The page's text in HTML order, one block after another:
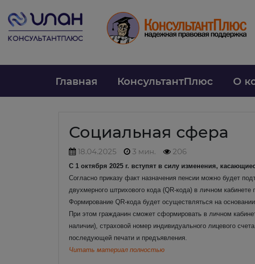
Главная КонсультантПлюс О
Социальная сфера
18.04.2025 3 мин. 206
С 1 октября 2025 г. вступят в силу изменения,
Согласно приказу факт назначения пенсии можно будет
двухмерного штрихового кода (QR-кода) в личном
Формирование QR-кода будет осуществляться на
При этом гражданин сможет сформировать в личном
наличии), страховой номер индивидуального лицевого
последующей печати и предъявления.
Читать материал полностью